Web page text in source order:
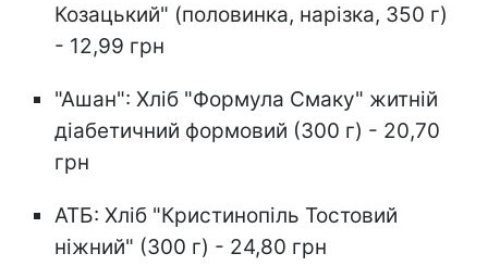
Козацький" (половинка, нарізка, 350 г)
- 12,99 грн
"Ашан": Хліб "Формула Смаку" житній
діабетичний формовий (300 г) - 20,70
грн
АТБ: Хліб "Кристинопіль Тостовий
ніжний" (300 г) - 24,80 грн